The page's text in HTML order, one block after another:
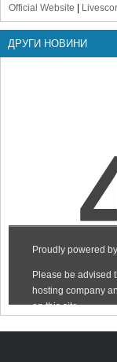
Official Website |
ДРУГИ НОВИНИ